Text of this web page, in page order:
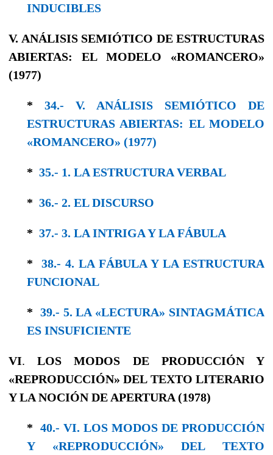
INDUCIBLES
V. ANÁLISIS SEMIÓTICO DE ESTRUCTURAS
ABIERTAS: EL MODELO «ROMANCERO»
(1977)
* 34.- V. ANÁLISIS SEMIÓTICO DE
ESTRUCTURAS ABIERTAS: EL MODELO
«ROMANCERO» (1977)
* 35.- 1. LA ESTRUCTURA VERBAL
* 36.- 2. EL DISCURSO
* 37.- 3. LA INTRIGA Y LA FÁBULA
* 38.- 4. LA FÁBULA Y LA ESTRUCTURA
FUNCIONAL
* 39.- 5. LA «LECTURA» SINTAGMÁTICA
ES INSUFICIENTE
VI.LOS MODOS DE PRODUCCIÓN Y
«REPRODUCCIÓN» DEL TEXTO LITERARIO
Y LA NOCIÓN DE APERTURA (1978)
* 40.- VI. LOS MODOS DE PRODUCCIÓN
Y «REPRODUCCIÓN» DEL TEXTO